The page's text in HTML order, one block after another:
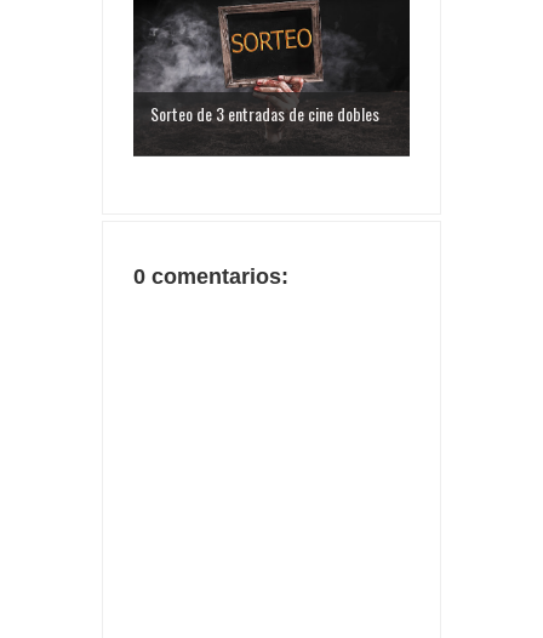
Sorteo de 3 entradas de cine dobles
0 comentarios: